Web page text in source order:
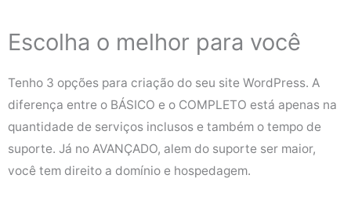
Escolha o melhor para você
Tenho 3 opções para criação do seu site WordPress. A
diferença entre o BÁSICO e o COMPLETO está apenas na
quantidade de serviços inclusos e também o tempo de
suporte. Já no AVANÇADO, alem do suporte ser maior,
você tem direito a domínio e hospedagem.